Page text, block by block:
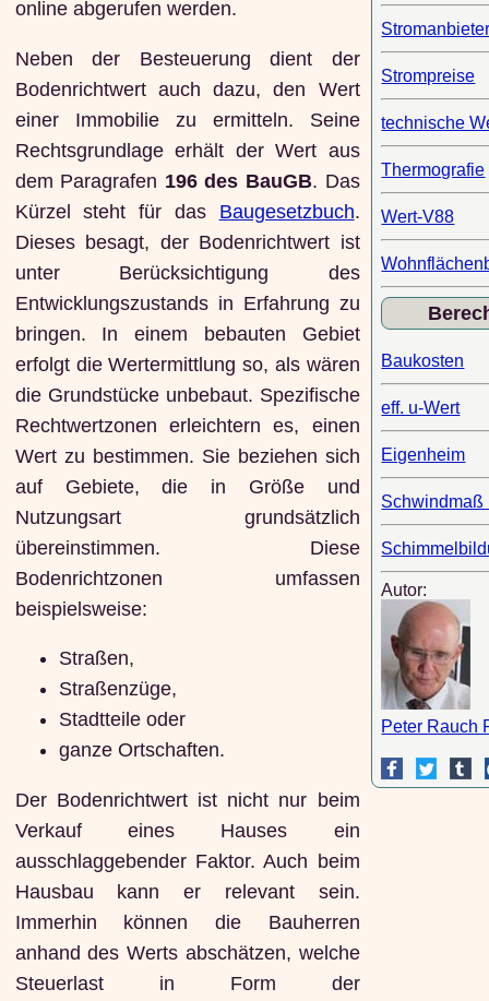
online abgerufen werden.
Neben der Besteuerung dient der
Bodenrichtwert auch dazu, den Wert
einer Immobilie zu ermitteln. Seine
Rechtsgrundlage erhält der Wert aus
dem Paragrafen 196 des BauGB. Das
Kürzel steht für das Baugesetzbuch.
Dieses besagt, der Bodenrichtwert ist
unter Berücksichtigung des
Entwicklungszustands in Erfahrung zu
bringen. In einem bebauten Gebiet
erfolgt die Wertermittlung so, als wären
die Grundstücke unbebaut. Spezifische
Rechtwertzonen erleichtern es, einen
Wert zu bestimmen. Sie beziehen sich
auf Gebiete, die in Größe und
Nutzungsart grundsätzlich
übereinstimmen. Diese
Bodenrichtzonen umfassen
beispielsweise:
Straßen,
Straßenzüge,
Stadtteile oder
ganze Ortschaften.
Der Bodenrichtwert ist nicht nur beim
Verkauf eines Hauses ein
ausschlaggebender Faktor. Auch beim
Hausbau kann er relevant sein.
Immerhin können die Bauherren
anhand des Werts abschätzen, welche
Steuerlast in Form der
Strompreise
technische
Thermografie
Wert-V88
Baukosten
eff. u-Wert
Eigenheim
Schwindmaß
Autor:
Peter Rauch